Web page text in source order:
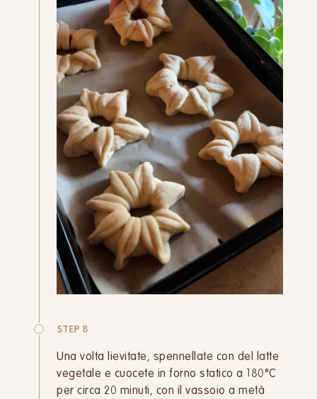
STEP 8
Una volta lievitate, spennellate con del latte
vegetale e cuocete in forno statico a 180°C
per circa 20 minuti, con il vassoio a metà